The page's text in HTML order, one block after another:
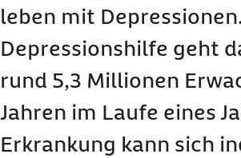
Depression?
Welche negativen Gedanken
Verallgemeinerungen
Dinge persönlich nehmen
Unrealistische Wünsche
leben mit
Depressionshilfe geht
rund 5,3 Millionen
Jahren im Laufe eines
Erkrankung kann sich